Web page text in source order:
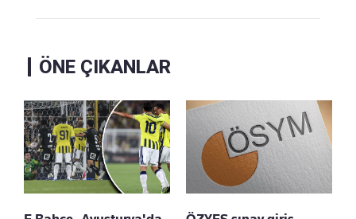
ÖNE ÇIKANLAR